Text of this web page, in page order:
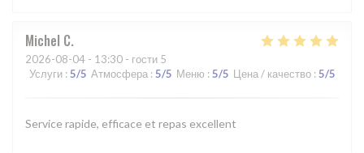
Michel C
2026-08-04 - 13:30 - гости 5
Услуги : 5/5 Атмосфера : 5/5 Меню : 5/5 Цена / качество : 5/5
Service rapide, efficace et repas excellent